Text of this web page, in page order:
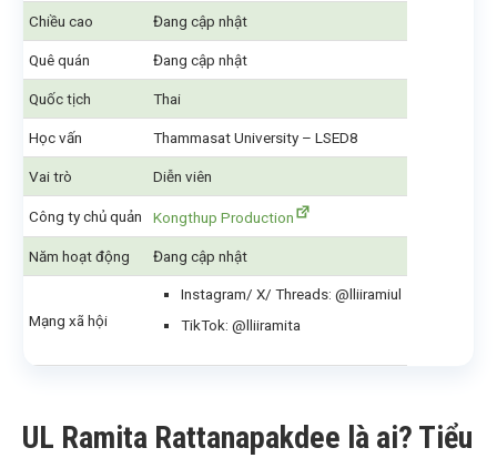
Chiều cao Đang cập nhật
Quê quán Đang cập nhật
Quốc tịch Thai
Học vấn Thammasat University – LSED8
Vai trò Diễn viên
Công ty chủ quản Kongthup Production
Năm hoạt động Đang cập nhật
Mạng xã hội
Instagram/ X/ Threads: @lliiramiul
TikTok: @lliiramita
UL Ramita Rattanapakdee là ai? Tiểu